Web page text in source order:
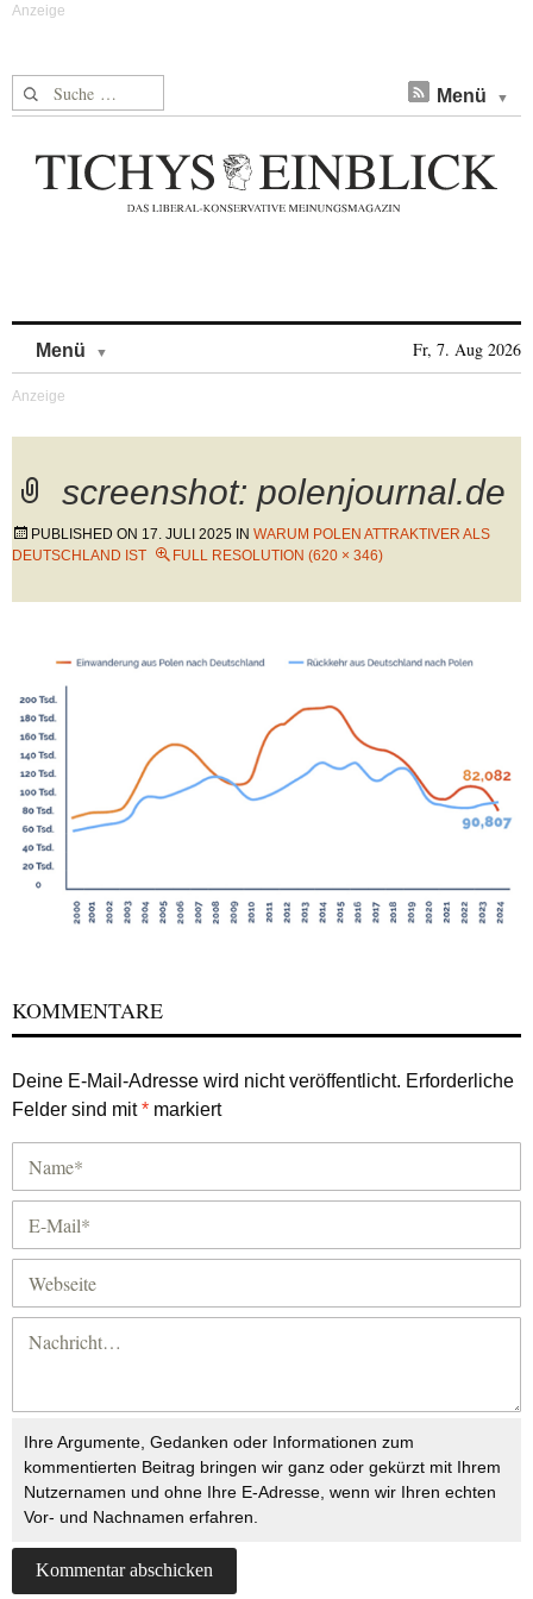
Suche nach: Menü
Menü Fr, 7. Aug 2026
screenshot: polenjournal.de
PUBLISHED ON 17. JULI 2025 IN WARUM POLEN ATTRAKTIVER ALS
DEUTSCHLAND IST
FULL RESOLUTION (620 × 346)
KOMMENTARE
Deine E-Mail-Adresse wird nicht veröffentlicht. Erforderliche
Felder sind mit* markiert
Ihre Argumente, Gedanken oder Informationen zum
kommentierten Beitrag bringen wir ganz oder gekürzt mit Ihrem
Nutzernamen und ohne Ihre E-Adresse, wenn wir Ihren echten
Vor- und Nachnamen erfahren.